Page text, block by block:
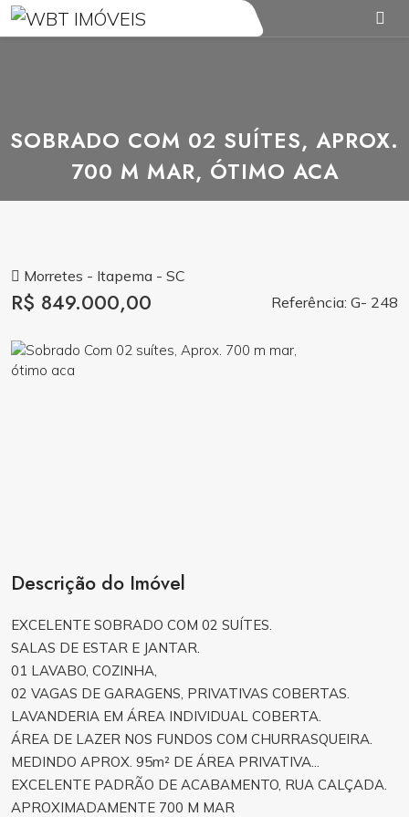
SOBRADO COM 02 SUÍTES, APROX.
700 M MAR, ÓTIMO ACA
Morretes - Itapema - SC
R$ 849.000,00 Referência: G- 248
Descrição do Imóvel
EXCELENTE SOBRADO COM 02 SUÍTES.
SALAS DE ESTAR E JANTAR.
01 LAVABO, COZINHA,
02 VAGAS DE GARAGENS, PRIVATIVAS COBERTAS.
LAVANDERIA EM ÁREA INDIVIDUAL COBERTA.
ÁREA DE LAZER NOS FUNDOS COM CHURRASQUEIRA.
MEDINDO APROX. 95m² DE ÁREA PRIVATIVA...
EXCELENTE PADRÃO DE ACABAMENTO, RUA CALÇADA.
APROXIMADAMENTE 700 M MAR